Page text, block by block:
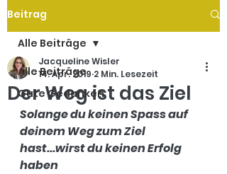
Beitrag
Alle Beiträge
Gute Gedanken
Alle Beiträge
Der Weg ist das Ziel
Jacqueline Wisler
14. Apr. 2019 2 Min. Lesezeit
Solange du keinen Spass auf
deinem Weg zum Ziel
hast...wirst du keinen Erfolg
haben